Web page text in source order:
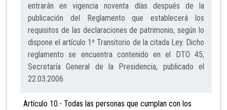
entrarán en vigencia noventa días después de la
publicación del Reglamento que establecerá los
requisitos de las declaraciones de patrimonio, según lo
dispone el artículo 1º Transitorio de la citada Ley. Dicho
reglamento se encuentra contenido en el DTO 45,
Secretaría General de la Presidencia, publicado el
22.03.2006.
Artículo 10.- Todas las personas que cumplan con los